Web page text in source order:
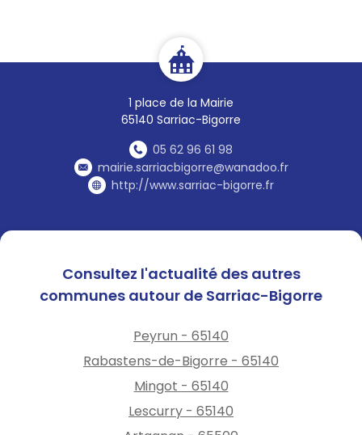
1 place de la Mairie
65140 Sarriac-Bigorre
05 62 96 61 98
mairie.sarriacbigorre@wanadoo.fr
http://www.sarriac-bigorre.fr
Consultez l'actualité des autres
communes autour de Sarriac-Bigorre
Peyrun - 65140
Rabastens-de-Bigorre - 65140
Mingot - 65140
Lescurry - 65140